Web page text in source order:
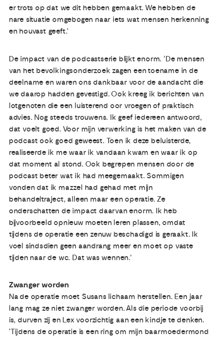
er trots op dat we dit hebben gemaakt. We hebben de
nare situatie omgebogen naar iets wat mensen herkenning
en houvast geeft.’
De impact van de podcastserie blijkt enorm. ‘De mensen
van het bevolkingsonderzoek zagen een toename in de
deelname en waren ons dankbaar voor de aandacht die
we daarop hadden gevestigd. Ook kreeg ik berichten van
lotgenoten die een luisterend oor vroegen of praktisch
advies. Nog steeds trouwens. Ik geef iedereen antwoord,
dat voelt goed. Voor mijn verwerking is het maken van de
podcast ook goed geweest. Toen ik deze beluisterde,
realiseerde ik me waar ik vandaan kwam en waar ik op
dat moment al stond. Ook begrepen mensen door de
podcast beter wat ik had meegemaakt. Sommigen
vonden dat ik mazzel had gehad met mijn
behandeltraject, alleen maar een operatie. Ze
onderschatten de impact daarvan enorm. Ik heb
bijvoorbeeld opnieuw moeten leren plassen, omdat
tijdens de operatie een zenuw beschadigd is geraakt. Ik
voel sindsdien geen aandrang meer en moet op vaste
tijden naar de wc. Dat was wennen.’
Zwanger worden
Na de operatie moet Susans lichaam herstellen. Een jaar
lang mag ze niet zwanger worden. Als die periode voorbij
is, durven zij en Lex voorzichtig aan een kindje te denken.
‘Tijdens de operatie is een ring om mijn baarmoedermond